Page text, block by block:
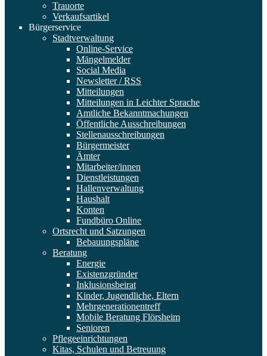
Trauorte
Verkaufsartikel
Bürgerservice
Stadtverwaltung
Online-Service
Mängelmelder
Social Media
Newsletter / RSS
Mitteilungen
Mitteilungen in Leichter Sprache
Amtliche Bekanntmachungen
Öffentliche Ausschreibungen
Stellenausschreibungen
Bürgermeister
Ämter
Mitarbeiter/innen
Dienstleistungen
Hallenverwaltung
Haushalt
Konten
Fundbüro Online
Ortsrecht und Satzungen
Bebauungspläne
Beratung
Energie
Existenzgründer
Inklusionsbeirat
Kinder, Jugendliche, Eltern
Mehrgenerationentreff
Mobile Beratung Flörsheim
Senioren
Pflegeeinrichtungen
Kitas, Schulen und Betreuung